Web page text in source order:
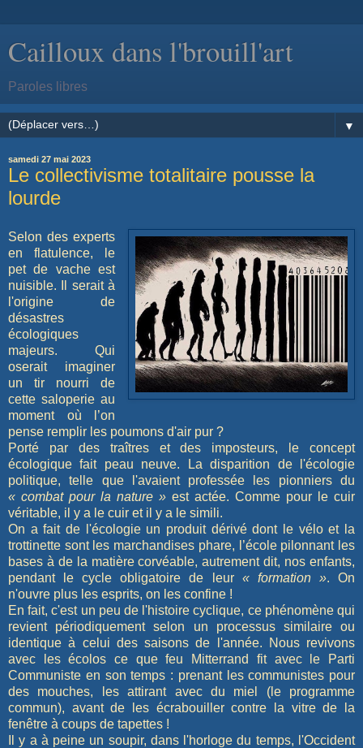
Cailloux dans l'brouill'art
Paroles libres
▼
samedi 27 mai 2023
Le collectivisme totalitaire pousse la
lourde
Selon des experts
en flatulence, le
pet de vache est
nuisible. Il serait à
l'origine de
désastres
écologiques
majeurs. Qui
oserait imaginer
un tir nourri de
cette saloperie au
moment où l’on
pense remplir les poumons d'air pur ?
Porté par des traîtres et des imposteurs, le concept
écologique fait peau neuve. La disparition de l'écologie
politique, telle que l'avaient professée les pionniers du
« combat pour la nature » est actée. Comme pour le cuir
véritable, il y a le cuir et il y a le simili.
On a fait de l'écologie un produit dérivé dont le vélo et la
trottinette sont les marchandises phare, l’école pilonnant les
bases à de la matière corvéable, autrement dit, nos enfants,
pendant le cycle obligatoire de leur « formation ». On
n'ouvre plus les esprits, on les confine !
En fait, c'est un peu de l'histoire cyclique, ce phénomène qui
revient périodiquement selon un processus similaire ou
identique à celui des saisons de l'année. Nous revivons
avec les écolos ce que feu Mitterrand fit avec le Parti
Communiste en son temps : prenant les communistes pour
des mouches, les attirant avec du miel (le programme
commun), avant de les écrabouiller contre la vitre de la
fenêtre à coups de tapettes !
Il y a à peine un soupir, dans l'horloge du temps, l'Occident